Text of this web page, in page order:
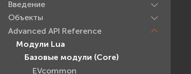
Введение
Объекты
Advanced API Reference
Модули Lua
Базовые модули (Core)
EVcommon